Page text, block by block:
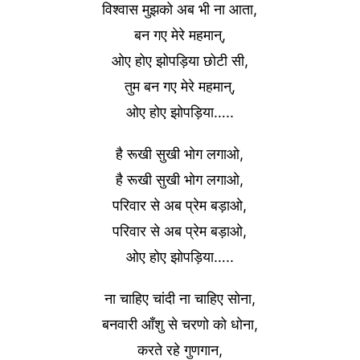
विश्वास मुझको अब भी ना आता,
बन गए मेरे महमान्,
ओए होए झोपड़िया छोटी सी,
तुम बन गए मेरे महमान्,
ओए होए झोपड़िया…..
है रूखी सुखी भोग लगाओ,
है रूखी सुखी भोग लगाओ,
परिवार से अब प्रेम बड़ाओ,
परिवार से अब प्रेम बड़ाओ,
ओए होए झोपड़िया…..
ना चाहिए चांदी ना चाहिए सोना,
बनवारी आँशु से चरणो को धोना,
करते रहे गुणगान,